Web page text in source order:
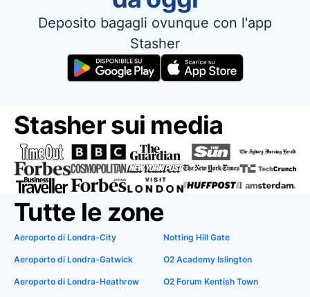
Deposito bagagli ovunque con l'app
Stasher
Stasher sui media
Tutte le zone
Aeroporto di Londra-City
Aeroporto di Londra-Gatwick
Aeroporto di Londra-Heathrow
Notting Hill Gate
O2 Academy Islington
O2 Forum Kentish Town